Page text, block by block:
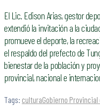
El Lic. Edison Arias, gestor
extendió la invitación a la
promueve el deporte, la
el respaldo del prefecto de
bienestar de la población y
provincial, nacional e
Tags: culturaGobierno Provincial